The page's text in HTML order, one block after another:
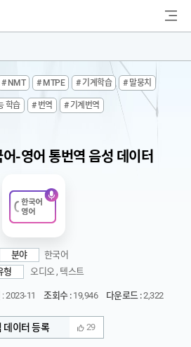
색
# NMT # MTPE # 기계학습 # 말뭉치
학습 # 번역 # 기계번역
-영어 통번역 음성 데이터
분야
한국어
형
오디오 , 텍스트
2023-11 조회수 :19,946 다운로드 :2,322
데이터 등록 29